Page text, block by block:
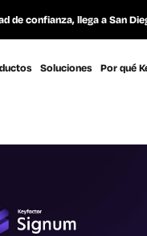
de confianza, llega a San
Soluciones Por qué